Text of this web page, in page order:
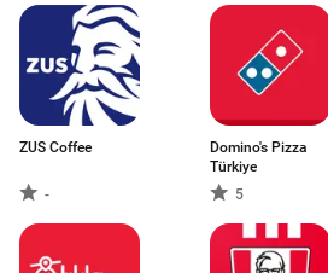
ZUS Coffee
-
Domino's Pizza
Türkiye
5